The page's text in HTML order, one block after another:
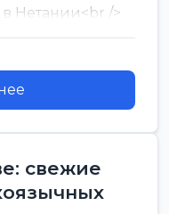
Нетании<br />
уборщи...
свежие